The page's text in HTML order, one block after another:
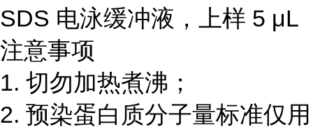
SDS 电泳缓冲液，上样 5 μL
注意事项
1. 切勿加热煮沸；
2. 预染蛋白质分子量标准仅用